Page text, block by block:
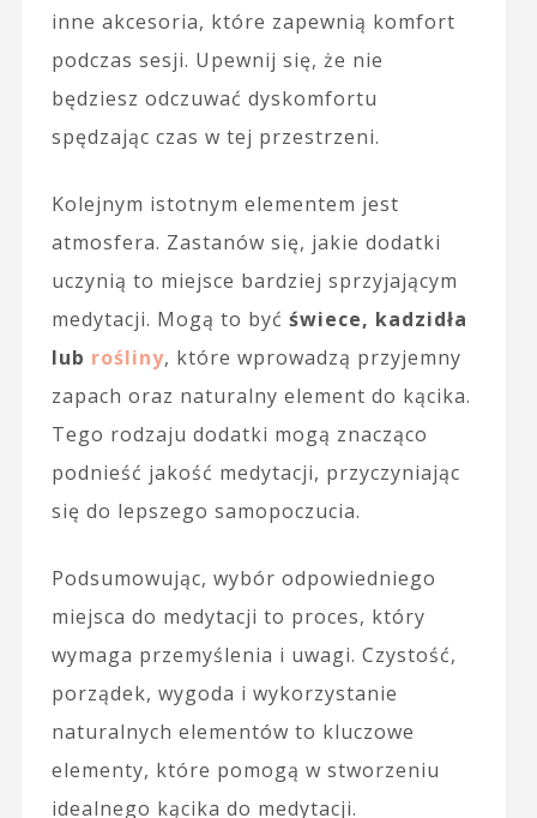
inne akcesoria, które zapewnią komfort
podczas sesji. Upewnij się, że nie
będziesz odczuwać dyskomfortu
spędzając czas w tej przestrzeni.
Kolejnym istotnym elementem jest
atmosfera. Zastanów się, jakie dodatki
uczynią to miejsce bardziej sprzyjającym
medytacji. Mogą to być świece, kadzidła
lub rośliny, które wprowadzą przyjemny
zapach oraz naturalny element do kącika.
Tego rodzaju dodatki mogą znacząco
podnieść jakość medytacji, przyczyniając
się do lepszego samopoczucia.
Podsumowując, wybór odpowiedniego
miejsca do medytacji to proces, który
wymaga przemyślenia i uwagi. Czystość,
porządek, wygoda i wykorzystanie
naturalnych elementów to kluczowe
elementy, które pomogą w stworzeniu
idealnego kącika do medytacji.